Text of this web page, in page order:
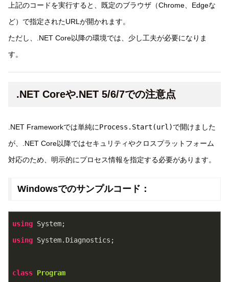
上記のコードを実行すると、既定のブラウザ（Chrome、Edgeな
ど）で指定されたURLが開かれます。
ただし、.NET Core以降の環境では、少し工夫が必要になりま
す。
.NET Coreや.NET 5/6/7での注意点
.NET Frameworkでは単純にProcess.Start(url)で開けました
が、.NET Core以降ではセキュリティやクロスプラットフォーム
対応のため、明示的にプロセス情報を指定する必要があります。
Windowsでのサンプルコード：
using System;
using System.Diagnostics;
class Program